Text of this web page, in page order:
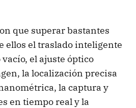
que superar bastantes
ellos el traslado inteligente
el ajuste óptico
la localización precisa
la captura y
en tiempo real y la